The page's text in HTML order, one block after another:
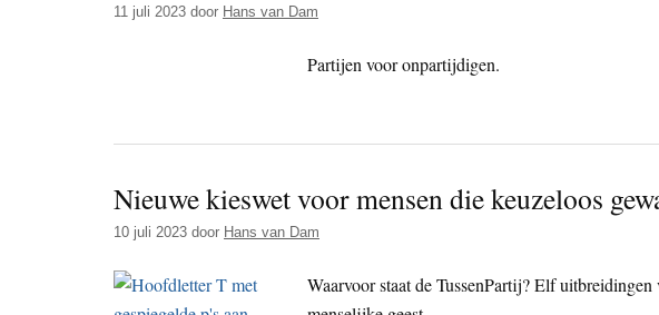
11 juli 2023 door Hans van Dam
Partijen voor onpartijdigen.
Nieuwe kieswet voor mensen die keuzeloos
10 juli 2023 door Hans van Dam
Waarvoor staat de TussenPartij? Elf